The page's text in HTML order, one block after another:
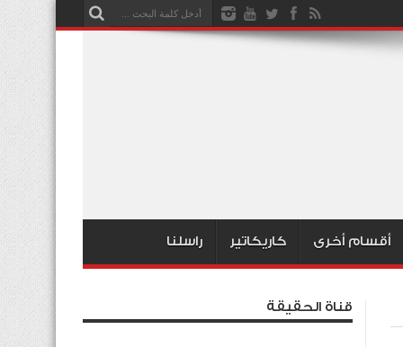
أقسام أخرى كاريكاتير راسلنا
قناة الحقيقة